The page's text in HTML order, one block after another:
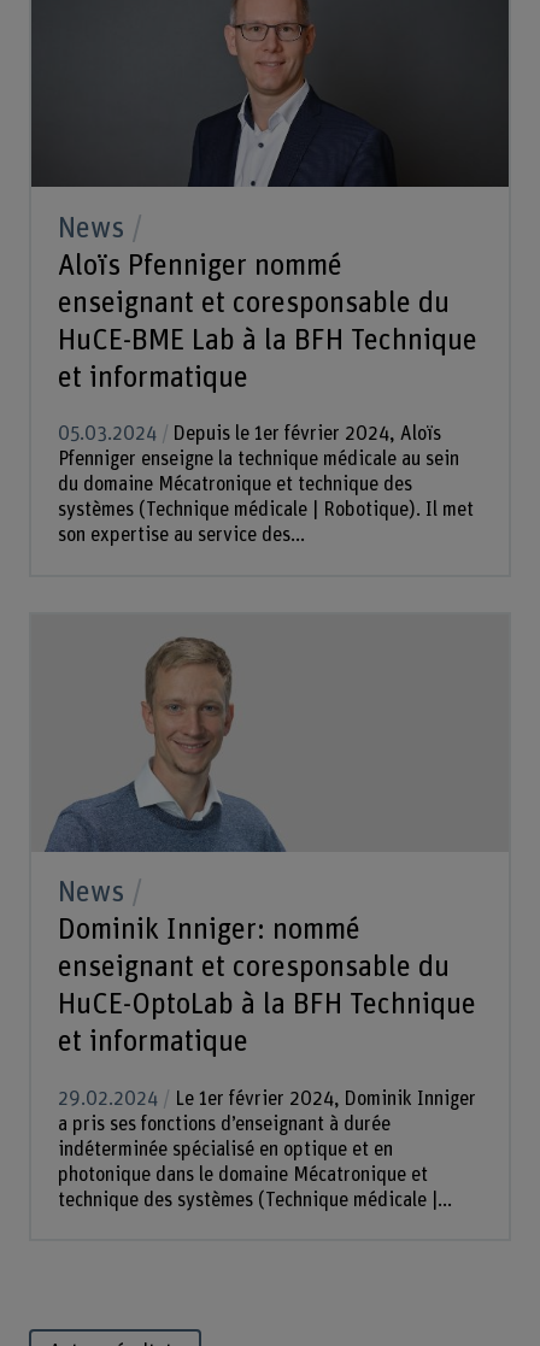
News
Aloïs Pfenniger nommé
enseignant et coresponsable du
HuCE-BME Lab à la BFH Technique
et informatique
05.03.2024
Depuis le 1er février 2024, Aloïs
Pfenniger enseigne la technique médicale au sein
du domaine Mécatronique et technique des
systèmes (Technique médicale | Robotique). Il met
son expertise au service des...
News
Dominik Inniger: nommé
enseignant et coresponsable du
HuCE-OptoLab à la BFH Technique
et informatique
29.02.2024
Le 1er février 2024, Dominik Inniger
a pris ses fonctions d’enseignant à durée
indéterminée spécialisé en optique et en
photonique dans le domaine Mécatronique et
technique des systèmes (Technique médicale |...